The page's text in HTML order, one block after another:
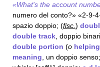
«What's the account
numero del conto?» «2-9-
spazio doppio; (fisc. )
double track , doppio
double portion (o helping
meaning , un doppio senso;